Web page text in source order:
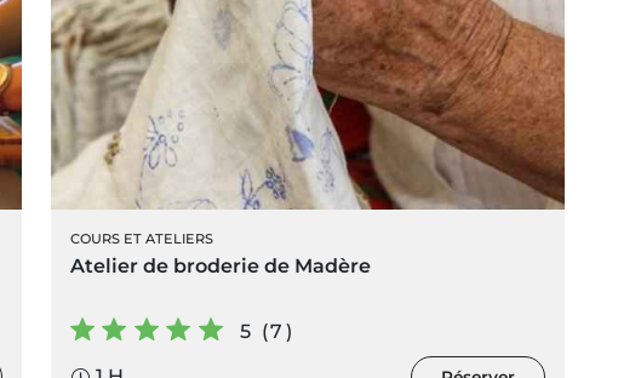
COURS ET ATELIERS
Atelier de broderie de Madère
5 (7)